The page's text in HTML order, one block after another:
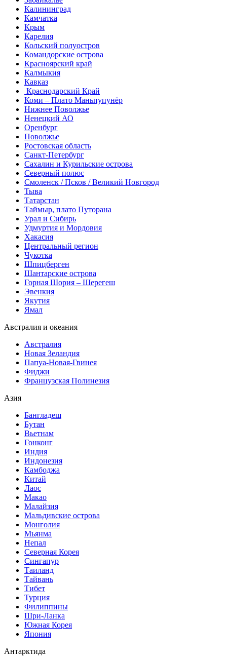
Калининград
Камчатка
Крым
Карелия
Кольский полуостров
Командорские острова
Красноярский край
Калмыкия
Кавказ
Краснодарский Край
Коми – Плато Маньпупунёр
Нижнее Поволжье
Ненецкий АО
Оренбург
Поволжье
Ростовская область
Санкт-Петербург
Сахалин и Курильские острова
Северный полюс
Смоленск / Псков / Великий Новгород
Тыва
Татарстан
Таймыр, плато Путорана
Урал и Сибирь
Удмуртия и Мордовия
Хакасия
Центральный регион
Чукотка
Шпицберген
Шантарские острова
Горная Шория – Шерегеш
Эвенкия
Якутия
Ямал
Австралия и океания
Австралия
Новая Зеландия
Папуа-Новая-Гвинея
Фиджи
Французская Полинезия
Азия
Бангладеш
Бутан
Вьетнам
Гонконг
Индия
Индонезия
Камбоджа
Китай
Лаос
Макао
Малайзия
Мальдивские острова
Монголия
Мьянма
Непал
Северная Корея
Сингапур
Таиланд
Тайвань
Тибет
Турция
Филиппины
Шри-Ланка
Южная Корея
Япония
Антарктида